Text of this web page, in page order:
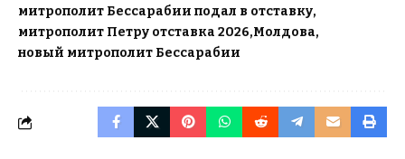
митрополит Бессарабии подал в отставку
митрополит Петру отставка 2026 Молдова
новый митрополит Бессарабии